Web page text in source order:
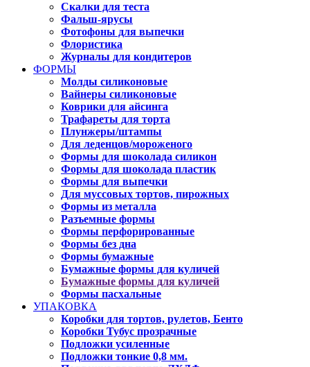
Скалки для теста
Фальш-ярусы
Фотофоны для выпечки
Флористика
Журналы для кондитеров
ФОРМЫ
Молды силиконовые
Вайнеры силиконовые
Коврики для айсинга
Трафареты для торта
Плунжеры/штампы
Для леденцов/мороженого
Формы для шоколада силикон
Формы для шоколада пластик
Формы для выпечки
Для муссовых тортов, пирожных
Формы из металла
Разъемные формы
Формы перфорированные
Формы без дна
Формы бумажные
Бумажные формы для куличей
Бумажные формы для куличей
Формы пасхальные
УПАКОВКА
Коробки для тортов, рулетов, Бенто
Коробки Тубус прозрачные
Подложки усиленные
Подложки тонкие 0,8 мм.